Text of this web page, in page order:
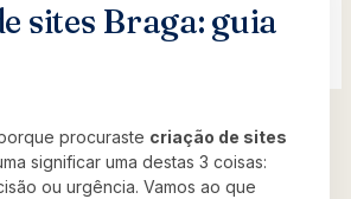
sites Braga: guia
procuraste criação de sites
significar uma destas 3 coisas:
ou urgência. Vamos ao que